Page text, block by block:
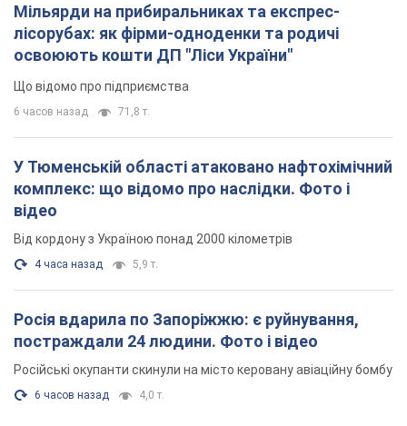
Мільярди на прибиральниках та експрес-
лісорубах: як фірми-одноденки та родичі
освоюють кошти ДП "Ліси України"
Що відомо про підприємства
6 часов назад 71,8 т.
У Тюменській області атаковано нафтохімічний
комплекс: що відомо про наслідки. Фото і
відео
Від кордону з Україною понад 2000 кілометрів
4 часа назад 5,9 т.
Росія вдарила по Запоріжжю: є руйнування,
постраждали 24 людини. Фото і відео
Російські окупанти скинули на місто керовану авіаційну бомбу
6 часов назад 4,0 т.